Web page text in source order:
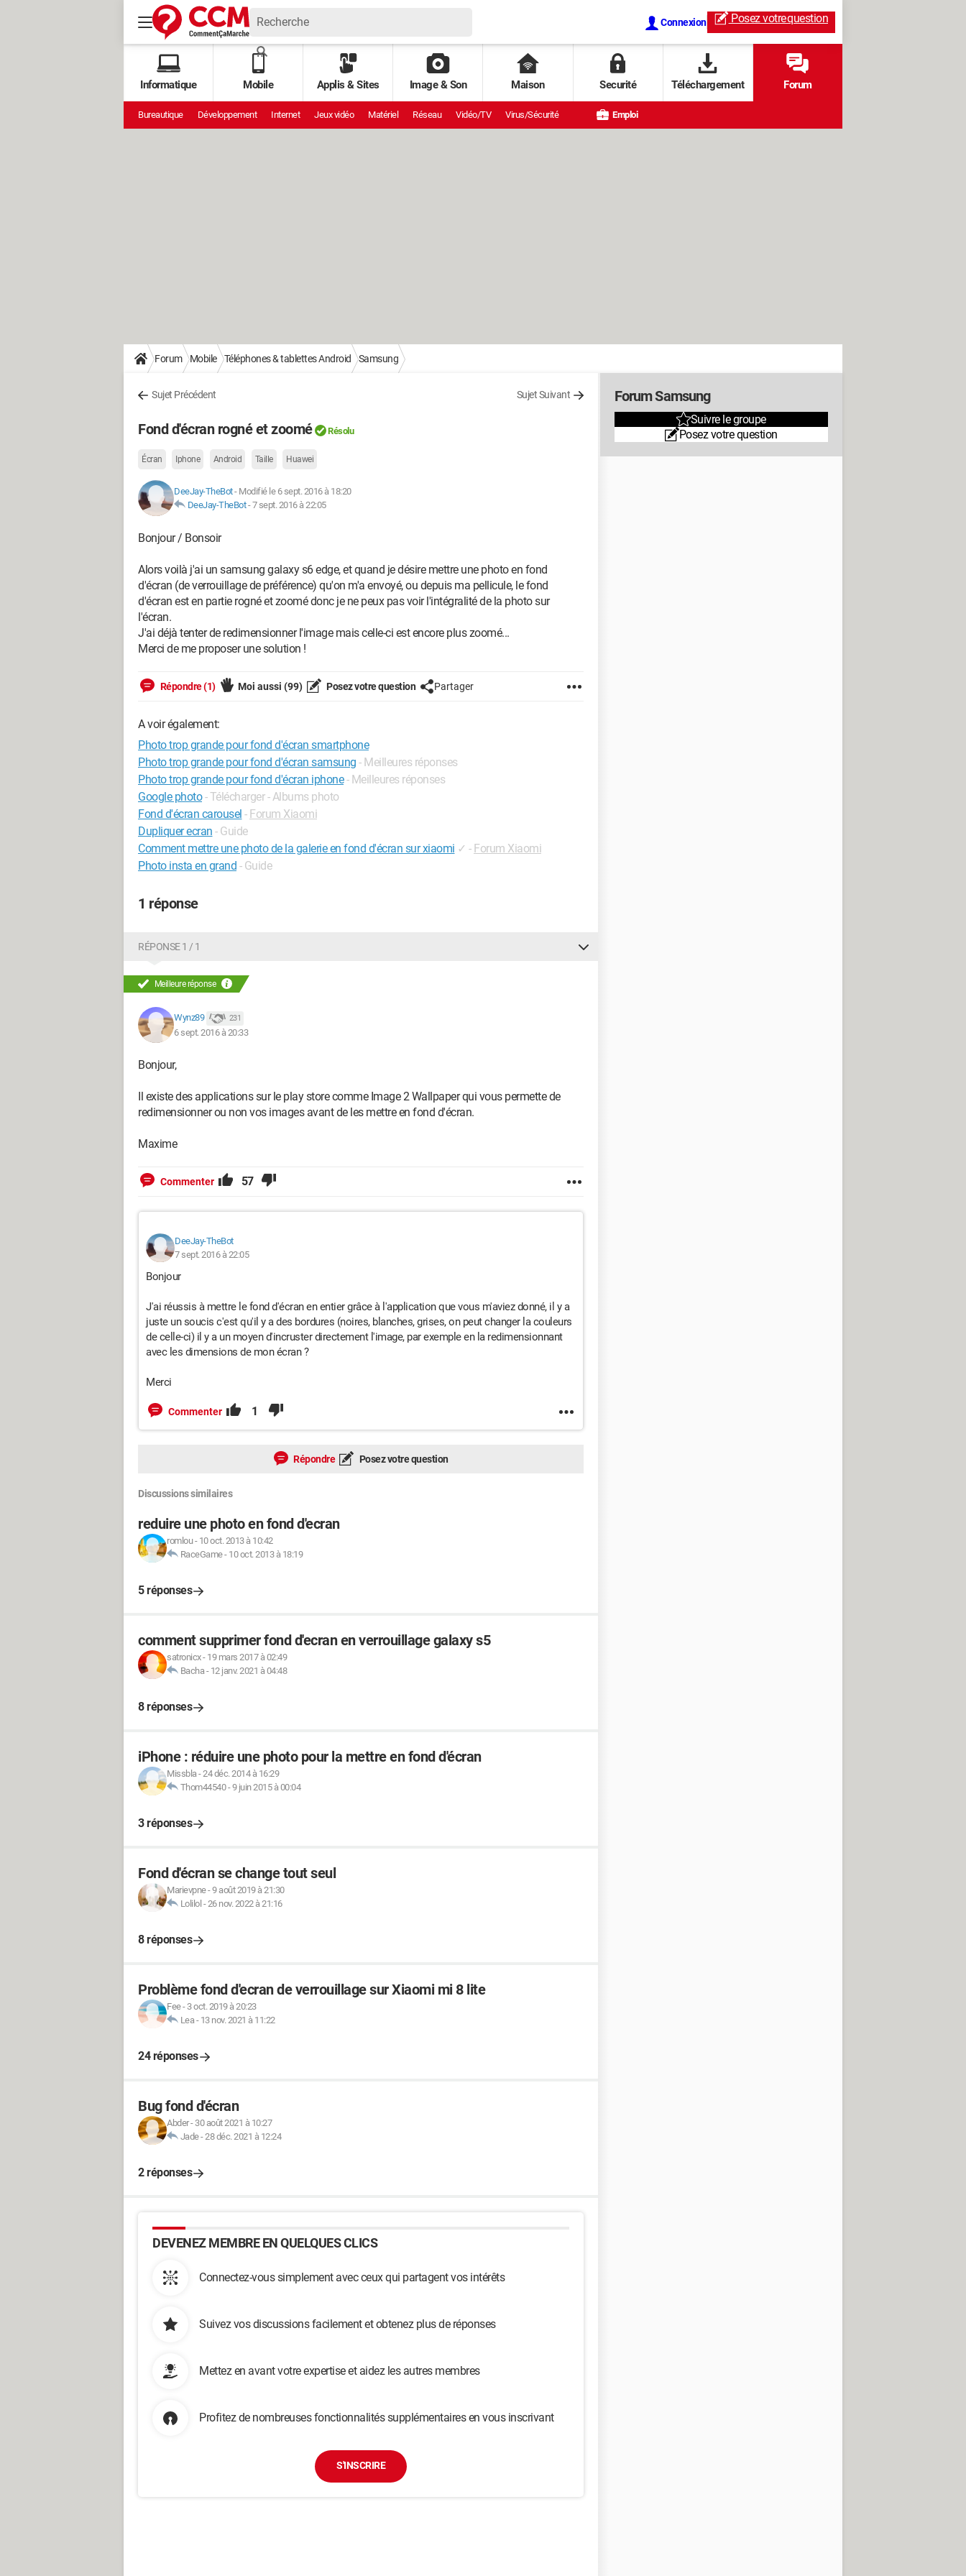
Connexion Posez votrequestion
Informatique Mobile Applis & Sites Image & Son Maison Securité Téléchargement Forum
Bureautique Développement Internet Jeux vidéo Matériel Réseau Vidéo/TV Virus/Sécurité Emploi
Forum Mobile Téléphones & tablettes Android Samsung
Sujet Précédent Sujet Suivant
Fond d'écran rogné et zoomé Résolu
Écran Iphone Android Taille Huawei
DeeJay-TheBot- Modifié le 6 sept. 2016 à 18:20
DeeJay-TheBot-7 sept. 2016 à 22:05
Bonjour / Bonsoir
Alors voilà j'ai un samsung galaxy s6 edge, et quand je désire mettre une photo en fond
d'écran (de verrouillage de préférence) qu'on m'a envoyé, ou depuis ma pellicule, le fond
d'écran est en partie rogné et zoomé donc je ne peux pas voir l'intégralité de la photo sur
l'écran.
J'ai déjà tenter de redimensionner l'image mais celle-ci est encore plus zoomé...
Merci de me proposer une solution !
Répondre (1) Moi aussi (99) Posez votre question Partager
A voir également:
Photo trop grande pour fond d'écran smartphone
Photo trop grande pour fond d'écran samsung - Meilleures réponses
Photo trop grande pour fond d'écran iphone - Meilleures réponses
Google photo - Télécharger - Albums photo
Fond d'écran carousel - Forum Xiaomi
Dupliquer ecran - Guide
Comment mettre une photo de la galerie en fond d'écran sur xiaomi ✓ - Forum Xiaomi
Photo insta en grand - Guide
1 réponse
RÉPONSE 1 / 1
Meilleure réponse
Wynz89 231
6 sept. 2016 à 20:33
Bonjour,
Il existe des applications sur le play store comme Image 2 Wallpaper qui vous permette de
redimensionner ou non vos images avant de les mettre en fond d'écran.
Maxime
Commenter 57
DeeJay-TheBot
7 sept. 2016 à 22:05
Bonjour
J'ai réussis à mettre le fond d'écran en entier grâce à l'application que vous m'aviez donné, il y a
juste un soucis c'est qu'il y a des bordures (noires, blanches, grises, on peut changer la couleurs
de celle-ci) il y a un moyen d'incruster directement l'image, par exemple en la redimensionnant
avec les dimensions de mon écran ?
Merci
Commenter 1
Répondre Posez votre question
Discussions similaires
reduire une photo en fond d'ecran
romlou- 10 oct. 2013 à 10:42
RaceGame- 10 oct. 2013 à 18:19
5 réponses
comment supprimer fond d'ecran en verrouillage galaxy s5
satronicx- 19 mars 2017 à 02:49
Bacha- 12 janv. 2021 à 04:48
8 réponses
iPhone : réduire une photo pour la mettre en fond d'écran
Missbla-24 déc. 2014 à 16:29
Thom44540-9 juin 2015 à 00:04
3 réponses
Fond d'écran se change tout seul
Marievpne-9 août 2019 à 21:30
Lolilol -26 nov. 2022 à 21:16
8 réponses
Problème fond d'ecran de verrouillage sur Xiaomi mi 8 lite
Fee- 3 oct. 2019 à 20:23
Lea- 13 nov. 2021 à 11:22
24 réponses
Bug fond d'écran
Abder- 30 août 2021 à 10:27
Jade-28 déc. 2021 à 12:24
2 réponses
DEVENEZ MEMBRE EN QUELQUES CLICS
Connectez-vous simplement avec ceux qui partagent vos intérêts
Suivez vos discussions facilement et obtenez plus de réponses
Mettez en avant votre expertise et aidez les autres membres
Profitez de nombreuses fonctionnalités supplémentaires en vous inscrivant
S'INSCRIRE
Forum Samsung
Suivre le groupe
Posez votre question